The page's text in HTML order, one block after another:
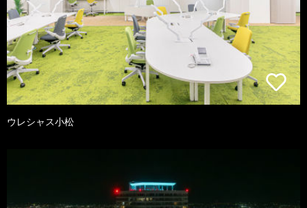
ウレシャス小松